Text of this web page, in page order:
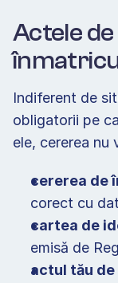
Actele
Indiferent de
obligatorii pe
ele, cererea
cererea de
corect cu
cartea de
emisă de
actul tău